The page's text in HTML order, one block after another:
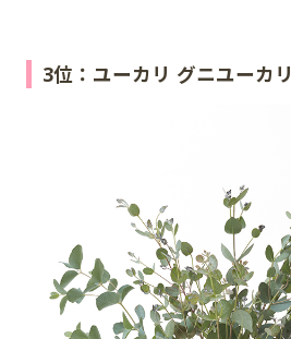
3位：ユーカリ グニユーカリ